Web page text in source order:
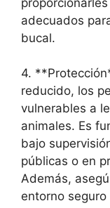
adecuados
bucal.
4.
reducido, los
vulnerables a
animales. Es
bajo
públicas o en
Además,
entorno